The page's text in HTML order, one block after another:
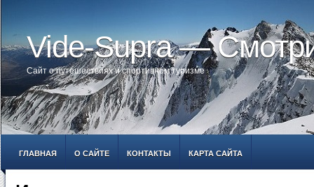
Vide-Supra —
Сайт о путешествиях и спортивном туризме
ГЛАВНАЯ О САЙТЕ КОНТАКТЫ КАРТА САЙТА